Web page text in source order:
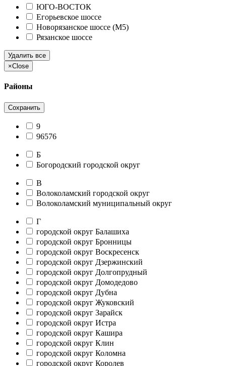
ЮГО-ВОСТОК
Егорьевское шоссе
Новорязанское шоссе (М5)
Рязанское шоссе
Удалить все
×Close
Районы
Сохранить
9
96576
Б
Богородский городской округ
В
Волоколамский городской округ
Волоколамский муниципальный округ
Г
городской округ Балашиха
городской округ Бронницы
городской округ Воскресенск
городской округ Дзержинский
городской округ Долгопрудный
городской округ Домодедово
городской округ Дубна
городской округ Жуковский
городской округ Зарайск
городской округ Истра
городской округ Кашира
городской округ Клин
городской округ Коломна
городской округ Королев